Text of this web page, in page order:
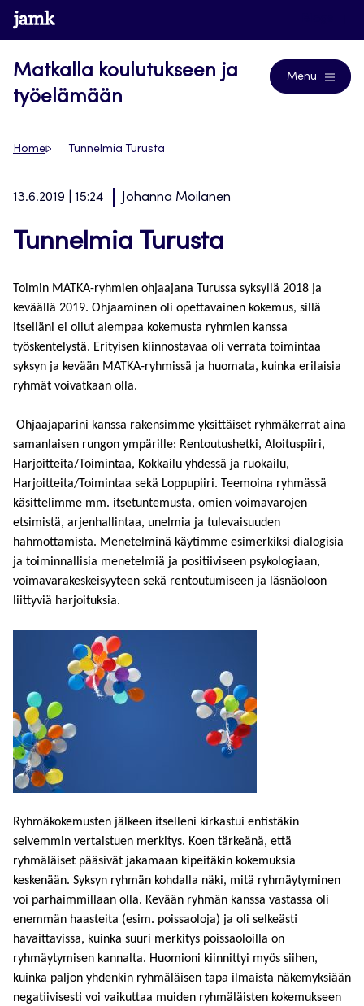
Siirry
suoraan
www.jamk.fi
Matkalla koulutukseen ja
työelämään
Menu
Home Tunnelmia Turusta
13.6.2019 | 15:24 Johanna Moilanen
Tunnelmia Turusta
Toimin MATKA-ryhmien ohjaajana Turussa syksyllä 2018 ja
keväällä 2019. Ohjaaminen oli opettavainen kokemus, sillä
itselläni ei ollut aiempaa kokemusta ryhmien kanssa
työskentelystä. Erityisen kiinnostavaa oli verrata toimintaa
syksyn ja kevään MATKA-ryhmissä ja huomata, kuinka erilaisia
ryhmät voivatkaan olla.
Ohjaajaparini kanssa rakensimme yksittäiset ryhmäkerrat aina
samanlaisen rungon ympärille: Rentoutushetki, Aloituspiiri,
Harjoitteita/Toimintaa, Kokkailu yhdessä ja ruokailu,
Harjoitteita/Toimintaa sekä Loppupiiri. Teemoina ryhmässä
käsittelimme mm. itsetuntemusta, omien voimavarojen
etsimistä, arjenhallintaa, unelmia ja tulevaisuuden
hahmottamista. Menetelminä käytimme esimerkiksi dialogisia
ja toiminnallisia menetelmiä ja positiiviseen psykologiaan,
voimavarakeskeisyyteen sekä rentoutumiseen ja läsnäoloon
liittyviä harjoituksia.
Ryhmäkokemusten jälkeen itselleni kirkastui entistäkin
selvemmin vertaistuen merkitys. Koen tärkeänä, että
ryhmäläiset pääsivät jakamaan kipeitäkin kokemuksia
keskenään. Syksyn ryhmän kohdalla näki, mitä ryhmäytyminen
voi parhaimmillaan olla. Kevään ryhmän kanssa vastassa oli
enemmän haasteita (esim. poissaoloja) ja oli selkeästi
havaittavissa, kuinka suuri merkitys poissaoloilla on
ryhmäytymisen kannalta. Huomioni kiinnittyi myös siihen,
kuinka paljon yhdenkin ryhmäläisen tapa ilmaista näkemyksiään
negatiivisesti voi vaikuttaa muiden ryhmäläisten kokemukseen